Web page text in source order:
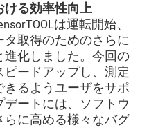
ける効率性向上
は運転開始、
取得のためのさらに
化しました。今回の
ードアップし、測定
るようユーザをサポ
ートには、ソフトウ
らに高める様々なバグ